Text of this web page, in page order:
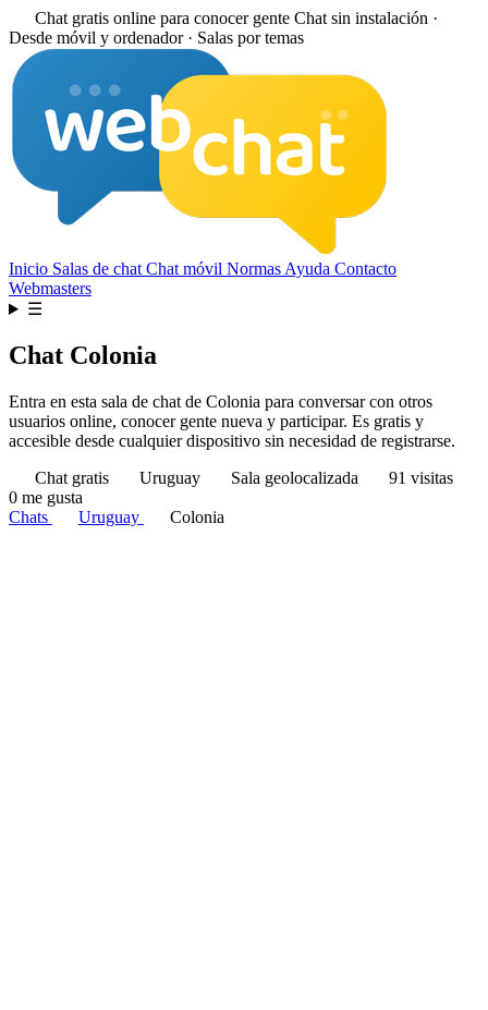
Chat gratis online para conocer gente Chat sin instalación ·
Desde móvil y ordenador · Salas por temas
Inicio Salas de chat Chat móvil Normas Ayuda Contacto
Webmasters
☰
Chat Colonia
Entra en esta sala de chat de Colonia para conversar con otros
usuarios online, conocer gente nueva y participar. Es gratis y
accesible desde cualquier dispositivo sin necesidad de registrarse.
Chat gratis
Uruguay Sala geolocalizada
91 visitas
0 me gusta
Chats
Uruguay Colonia